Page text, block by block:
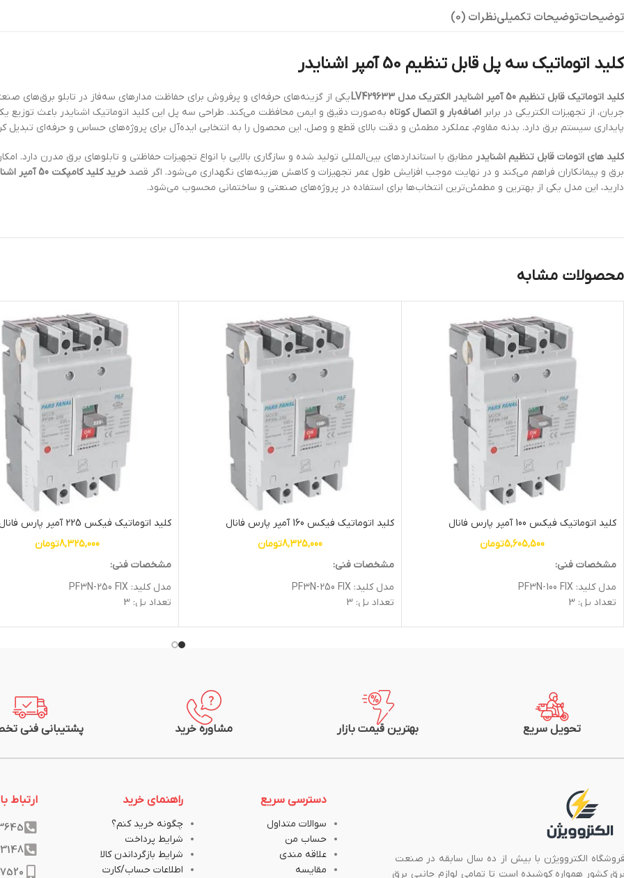
توضیحاتتوضیحات تکمیلینظرات (0)
کلید اتوماتیک سه پل قابل تنظیم 50 آمپر اشنایدر
کلید اتوماتیک قابل تنظیم 50 آمپر اشنایدر الکتریک مدل LV429633
یکی از گزینه‌های حرفه‌ای و پرفروش برای حفاظت مدارهای سه‌فاز در تابلو برق‌های
جریان، از تجهیزات الکتریکی در برابر اضافه‌بار و اتصال کوتاه به‌صورت دقیق و ایمن محافظت می‌کند. طراحی سه پل این کلید اتوماتیک اشنایدر باعث توزیع
پایداری سیستم برق دارد. بدنه مقاوم، عملکرد مطمئن و دقت بالای قطع و وصل، این محصول را به انتخابی ایده‌آل برای پروژه‌های حساس و حرفه‌ای تبدیل
کلید های اتومات قابل تنظیم اشنایدر مطابق با استانداردهای بین‌المللی تولید شده و سازگاری بالایی با انواع تجهیزات حفاظتی و تابلوهای برق مدرن دارد.
برق و پیمانکاران فراهم می‌کند و در نهایت موجب افزایش طول عمر تجهیزات و کاهش هزینه‌های نگهداری می‌شود. اگر قصد خرید کلید کامپکت 50 آمپر اشنایدر اصل
دارید، این مدل یکی از بهترین و مطمئن‌ترین انتخاب‌ها برای استفاده در پروژه‌های صنعتی و ساختمانی محسوب می‌شود.
محصولات مشابه
کلید اتوماتیک فیکس 100 آمپر پارس فانال
5,605,500تومان
مشخصات فنی:
مدل کلید: PF3N-100 FIX
تعداد پل: 3
کلید اتوماتیک فیکس 160 آمپر پارس فانال
8,325,000تومان
مشخصات فنی:
مدل کلید: PF3N-250 FIX
تعداد پل: 3
کلید اتوماتیک فیکس 225 آمپر پارس فانال
8,325,000تومان
مشخصات فنی:
مدل کلید: PF3N-250 FIX
تعداد پل: 3
تحویل سریع بهترین قیمت بازار مشاوره خرید پشتیبانی فنی
الکتروویژن با بیش از ده سال سابقه در صنعت
کشور همواره کوشیده است تا تمامی لوازم جانبی برق
دسترسی سریع
سوالات متداول
حساب من
علاقه مندی
مقایسه
راهنمای خرید
چگونه خرید کنم؟
شرایط پرداخت
شرایط بازگرداندن کالا
اطلاعات حساب/کارت
ارتباط